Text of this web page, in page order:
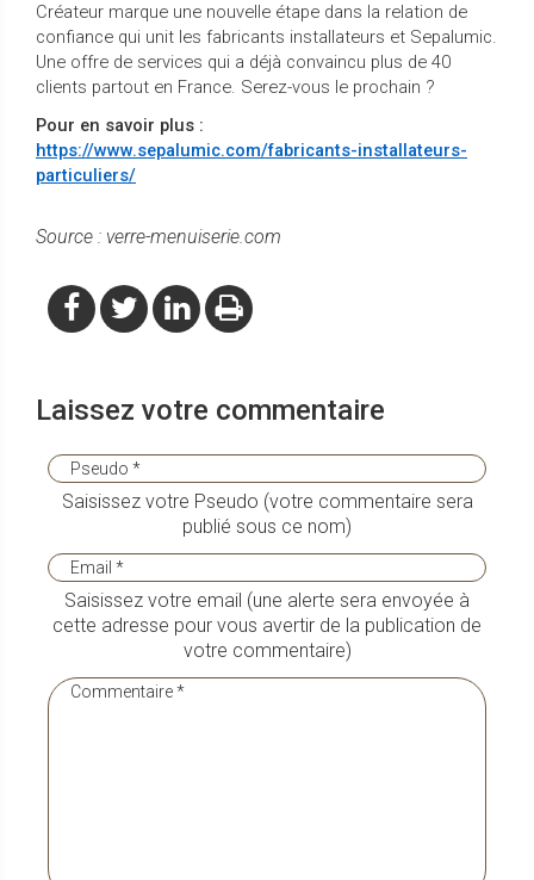
Créateur marque une nouvelle étape dans la relation de
confiance qui unit les fabricants installateurs et Sepalumic.
Une offre de services qui a déjà convaincu plus de 40
clients partout en France. Serez-vous le prochain ?
Pour en savoir plus :
https://www.sepalumic.com/fabricants-installateurs-
particuliers/
Source : verre-menuiserie.com
Laissez votre commentaire
Saisissez votre Pseudo (votre commentaire sera
publié sous ce nom)
Saisissez votre email (une alerte sera envoyée à
cette adresse pour vous avertir de la publication de
votre commentaire)